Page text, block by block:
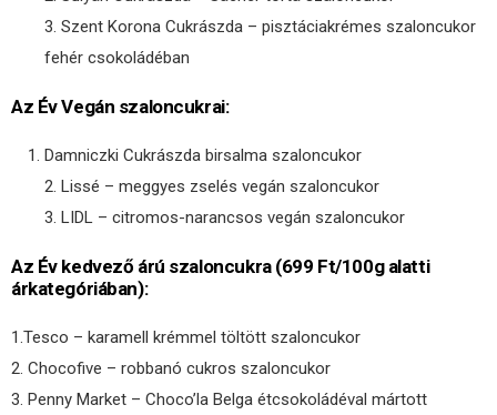
3. Szent Korona Cukrászda – pisztáciakrémes szaloncukor
fehér csokoládéban
Az Év Vegán szaloncukrai:
Damniczki Cukrászda birsalma szaloncukor
2. Lissé – meggyes zselés vegán szaloncukor
3. LIDL – citromos-narancsos vegán szaloncukor
Az Év kedvező árú szaloncukra (699 Ft/100g alatti
árkategóriában):
1.Tesco – karamell krémmel töltött szaloncukor
2. Chocofive – robbanó cukros szaloncukor
3. Penny Market – Choco’la Belga étcsokoládéval mártott